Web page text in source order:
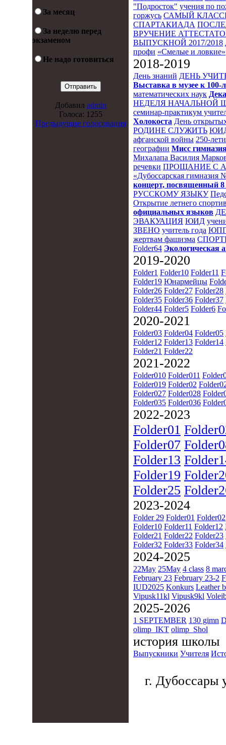
За месяц
За неделю перед
экзаменом
Не надо готовиться
Добавил admin
Голоса: 1255
Предыдущие голосования
"Подросток" учения по
горжусь САМЫЙ
СПАРТАКИАДА
ВРУЧЕНИЕ
ВЫПУСКНОЙ 2017/2018
профи «Смелые и ловкие»
2018-2019
День знаний ДЕНЬ
Выставка в музее к
математических наук
НЕДЕЛЯ НАЧАЛЬНОЙ
семинар-практикум
Холокоста День
РОДИНЕ СЛУЖИТЬ
афганской войны 250-
географии Мисс
Михалапа Василия
речевки ПРОЩАНИЕ С
«Дубоссарская гимназия
концерт, посвященный
РУССКОМУ ЯЗЫКУ
Открытие летнего
официальных языков
ЭВАКУАЦИЯ ЮИД
ЗВЕНО учитель года
жертвам фашизма
Folder64 Экологическая
2019-2020
Folder1 Folder10 Folder11
Folder19 Юнармейцы
Folder26 Folder27 Folder28
Folder35 Folder36 Folder37
Folder44 Folder5 Folder6
2020-2021
Folder03 Folder04 Folder05
Folder12 Folder13 Folder14
Folder21 Folder22
2021-2022
Folder010 Folder011
Folder019 Folder02
Folder027 Folder028
Folder035 Folder036
2022-2023
Folder01
Folder07
Folder13
Folder19
Folder25
2023-2024
Folder 29 Folder01 Folder02
Folder10 Folder11 Folder12
Folder21 Folder22 Folder23
Folder32 Folder33 Folder34
2024-2025
22May 25May 4 class 8
February 23 February 23-2
IUD2025 Konkurs Leather
Vipusk11kl Vipusk9kl
2025-2026
1 SEPTEMBER 130 gimn
olimp_IKT olimp_Shol
история школы
Выпускники Учителя
г. Дубоссары